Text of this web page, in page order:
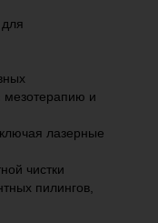
мезотерапию и
лазерные
чистки
пилингов,